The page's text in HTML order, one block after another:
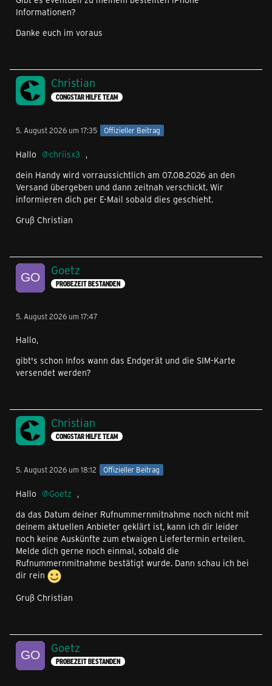
Informationen?
Danke euch im voraus
Christian
CONGSTAR HILFE TEAM
5. August 2026 um 17:35 Offizieller Beitrag
Hallo chriisx3 ,
dein Handy wird vorraussichtlich am 07.08.2026 an den
Versand übergeben und dann zeitnah verschickt. Wir
informieren dich per E-Mail sobald dies geschieht.
Gruß Christian
Goetz
PROBEZEIT BESTANDEN
5. August 2026 um 17:47
Hallo,
gibt's schon Infos wann das Endgerät und die SIM-Karte
versendet werden?
Christian
CONGSTAR HILFE TEAM
5. August 2026 um 18:12 Offizieller Beitrag
Hallo Goetz ,
da das Datum deiner Rufnummernmitnahme noch nicht mit
deinem aktuellen Anbieter geklärt ist, kann ich dir leider
noch keine Auskünfte zum etwaigen Liefertermin erteilen.
Melde dich gerne noch einmal, sobald die
Rufnummernmitnahme bestätigt wurde. Dann schau ich bei
dir rein
Gruß Christian
Goetz
PROBEZEIT BESTANDEN